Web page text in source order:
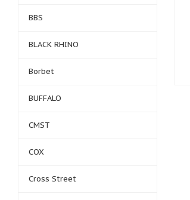
BBS
BLACK RHINO
Borbet
BUFFALO
CMST
COX
Cross Street